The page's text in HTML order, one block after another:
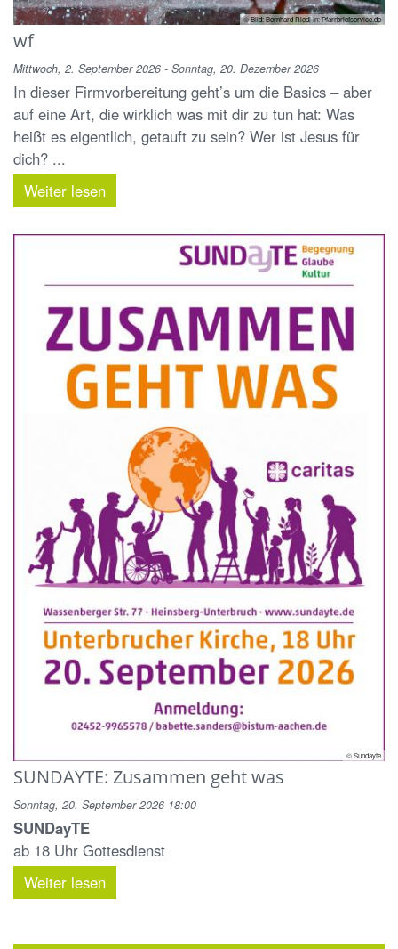
© Bild: Bernhard Riedl In: Pfarrbriefservice.de
wf
Mittwoch, 2. September 2026 - Sonntag, 20. Dezember 2026
In dieser Firmvorbereitung geht’s um die Basics – aber
auf eine Art, die wirklich was mit dir zu tun hat: Was
heißt es eigentlich, getauft zu sein? Wer ist Jesus für
dich? ...
Weiter lesen
© Sundayte
SUNDAYTE: Zusammen geht was
Sonntag, 20. September 2026 18:00
SUNDayTE
ab 18 Uhr Gottesdienst
Weiter lesen